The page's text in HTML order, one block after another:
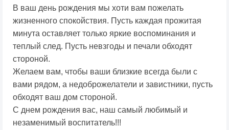
В ваш день рождения мы хоти вам пожелать
жизненного спокойствия. Пусть каждая прожитая
минута оставляет только яркие воспоминания и
теплый след. Пусть невзгоды и печали обходят
стороной.
Желаем вам, чтобы ваши близкие всегда были с
вами рядом, а недоброжелатели и завистники, пусть
обходят ваш дом стороной.
С днем рождения вас, наш самый любимый и
незаменимый воспитатель!!!